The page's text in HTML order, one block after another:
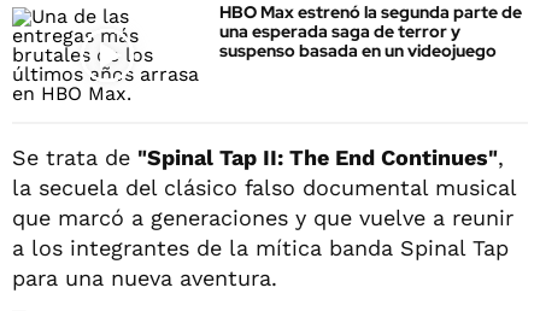
HBO Max estrenó la segunda parte de
una esperada saga de terror y
suspenso basada en un videojuego
Se trata de "Spinal Tap II: The End Continues",
la secuela del clásico falso documental musical
que marcó a generaciones y que vuelve a reunir
a los integrantes de la mítica banda Spinal Tap
para una nueva aventura.